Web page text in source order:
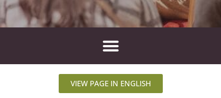
VIEW PAGE IN ENGLISH